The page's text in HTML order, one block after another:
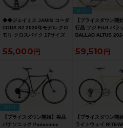
◆◆ジェイミス JAMIS コーダ
CODA S2 2020年モデル クロ
モリ クロスバイク 17サイズ
ラダイス大阪より配送）
55,000
値下げ
【プライスダウン開
行品 フジ FUJI バラ
BALLAD ALTUS
リーン ☆【お買い得
59,510
値下げ
【プライスダウン開始】美品
パナソニック Panasonic
【プライスダウン開
ライトウェイ